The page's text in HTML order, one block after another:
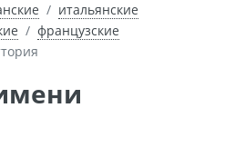
итальянские
французские